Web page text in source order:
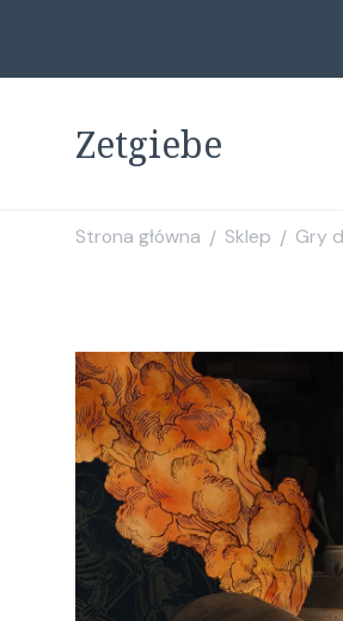
Zetgiebe
Strona główna / Sklep / Gry